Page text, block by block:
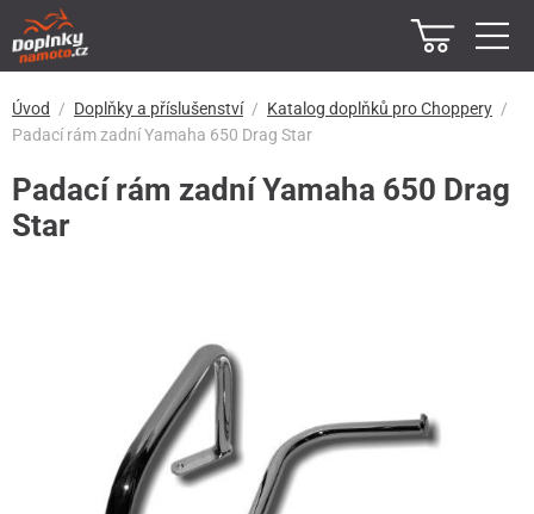
Úvod Doplňky a příslušenství
Katalog doplňků pro Choppery
Padací rám zadní Yamaha 650 Drag Star
Padací rám zadní Yamaha 650 Drag
Star